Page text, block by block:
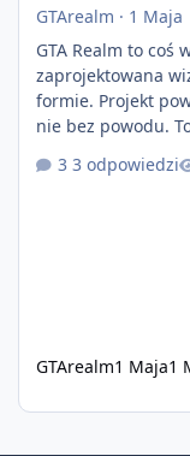
GTArealm · 1 Maja
GTA Realm to coś
zaprojektowana
formie. Projekt
nie bez powodu.
elastyczność i
przypadku innych
3 odpowiedzi
GTArealm1 Maja1